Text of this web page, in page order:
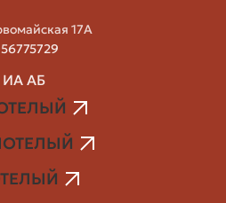
влажности и
кирпич обычно
силикатный — выше,
силикат требует
и технические
указывают значения
17А
ИА АБ